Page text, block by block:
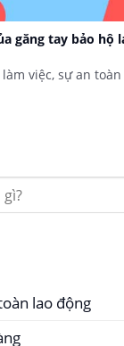
găng tay bảo hộ
việc, sự an
lao động